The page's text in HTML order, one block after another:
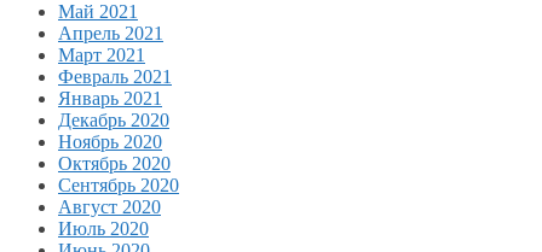
Май 2021
Апрель 2021
Март 2021
Февраль 2021
Январь 2021
Декабрь 2020
Ноябрь 2020
Октябрь 2020
Сентябрь 2020
Август 2020
Июль 2020